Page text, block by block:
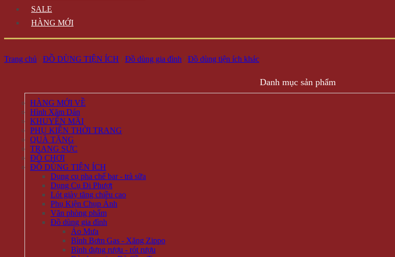
SALE
HÀNG MỚI
Trang chủ / ĐỒ DÙNG TIỆN ÍCH / Đồ dùng gia đình / Đồ dùng tiện ích khác
Danh mục sản phẩm
HÀNG MỚI VỀ
Hình Xăm Dán
KHUYẾN MÃI
PHỤ KIỆN THỜI TRANG
QUÀ TẶNG
TRANG SỨC
ĐỒ CHƠI
ĐỒ DÙNG TIỆN ÍCH
Dụng cụ pha chế bar - trà sữa
Dụng Cụ Đi Phượt
Lót giày tăng chiều cao
Phụ Kiện Chụp Ảnh
Văn phòng phẩm
Đồ dùng gia đình
Áo Mưa
Bình Bơm Gas - Xăng Zippo
Bình đựng rượu - rót rượu